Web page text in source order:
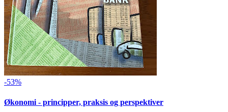
-53%
Økonomi - principper, praksis og perspektiver